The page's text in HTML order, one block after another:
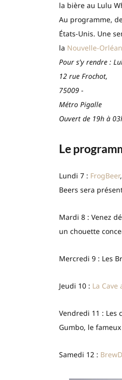
la bière au Lulu
Au programme,
États-Unis. Une
la Nouvelle-
Pour s'y rendre :
12 rue Frochot,
75009 -
Métro Pigalle
Ouvert de 19h à
Le
Lundi 7 : FrogBeer
Beers sera
Mardi 8 : Venez
un chouette
Mercredi 9 : Les
Jeudi 10 : La
Vendredi 11 : Les
Gumbo, le
Samedi 12 :